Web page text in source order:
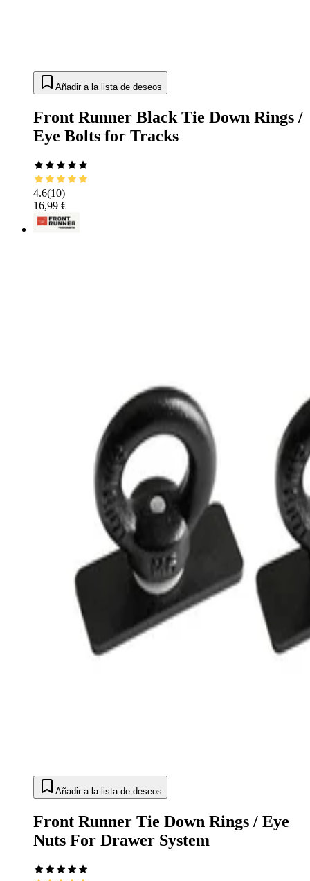
Añadir a la lista de deseos
Front Runner Black Tie Down Rings /
Eye Bolts for Tracks
4.6(10)
16,99 €
Añadir a la lista de deseos
Front Runner Tie Down Rings / Eye
Nuts For Drawer System